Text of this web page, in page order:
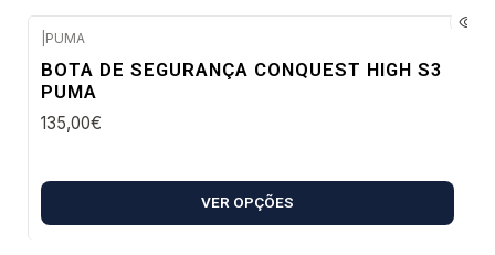
PUMA
BOTA DE SEGURANÇA CONQUEST HIGH S3
PUMA
135,00€
VER OPÇÕES